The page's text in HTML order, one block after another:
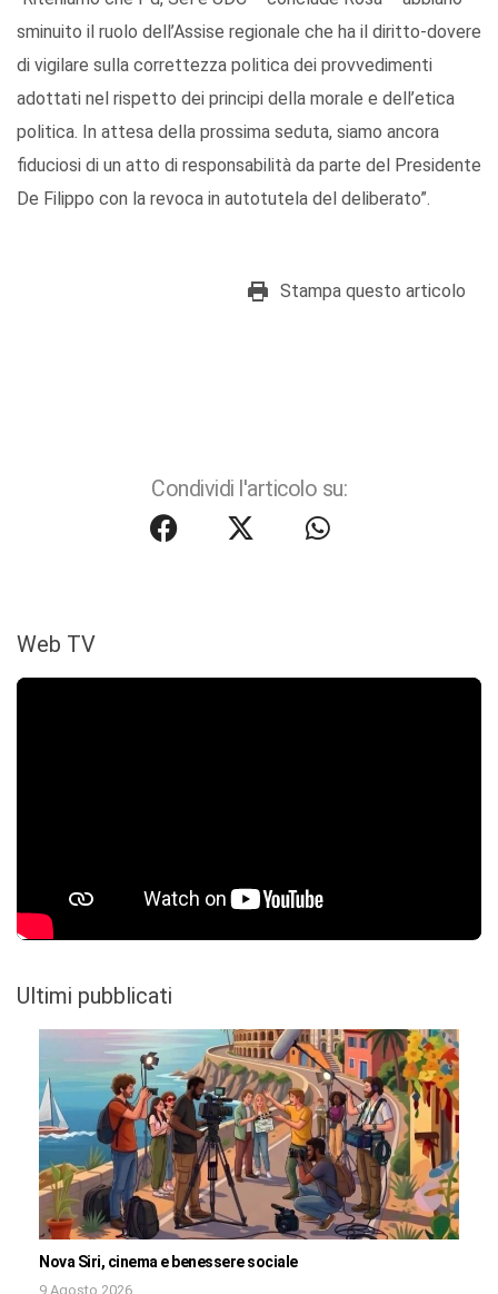
sminuito il ruolo dell’Assise regionale che ha il diritto-dovere
di vigilare sulla correttezza politica dei provvedimenti
adottati nel rispetto dei principi della morale e dell’etica
politica. In attesa della prossima seduta, siamo ancora
fiduciosi di un atto di responsabilità da parte del Presidente
De Filippo con la revoca in autotutela del deliberato”.
Stampa questo articolo
Condividi l'articolo su:
Web TV
Ultimi pubblicati
Nova Siri, cinema e benessere sociale
9 Agosto 2026